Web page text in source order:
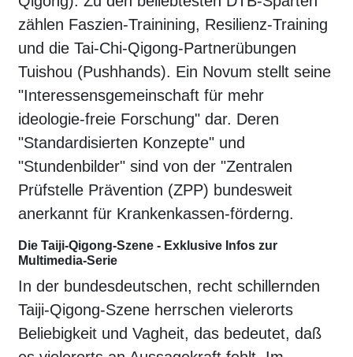
zählen Faszien-Trainining, Resilienz-Training
und die Tai-Chi-Qigong-Partnerübungen
Tuishou (Pushhands). Ein Novum stellt seine
"Interessensgemeinschaft für mehr
ideologie-freie Forschung" dar. Deren
"Standardisierten Konzepte" und
"Stundenbilder" sind von der "Zentralen
Prüfstelle Prävention (ZPP) bundesweit
anerkannt für Krankenkassen-förderng.
Die Taiji-Qigong-Szene - Exklusive Infos zur
Multimedia-Serie
In der bundesdeutschen, recht schillernden
Taiji-Qigong-Szene herrschen vielerorts
Beliebigkeit und Vagheit, das bedeutet, daß